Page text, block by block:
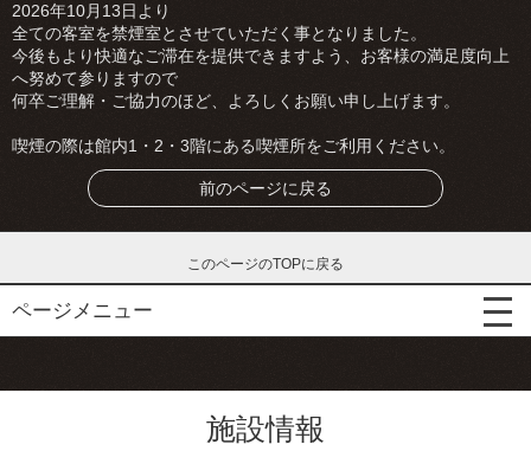
2026年10月13日より
全ての客室を禁煙室とさせていただく事となりました。
今後もより快適なご滞在を提供できますよう、お客様の満足度向上
へ努めて参りますので
何卒ご理解・ご協力のほど、よろしくお願い申し上げます。
喫煙の際は館内1・2・3階にある喫煙所をご利用ください。
前のページに戻る
このページのTOPに戻る
ページメニュー
施設情報